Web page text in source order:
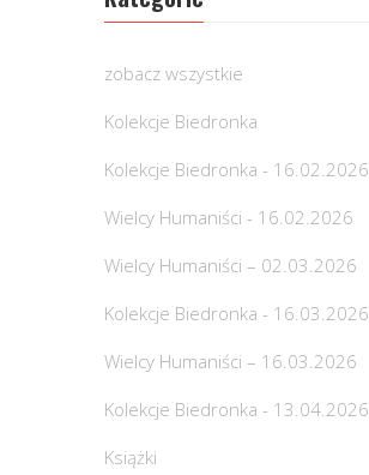
zobacz wszystkie
Kolekcje Biedronka
Kolekcje Biedronka - 16.02.2026
Wielcy Humaniści - 16.02.2026
Wielcy Humaniści – 02.03.2026
Kolekcje Biedronka - 16.03.2026
Wielcy Humaniści – 16.03.2026
Kolekcje Biedronka - 13.04.2026
Książki